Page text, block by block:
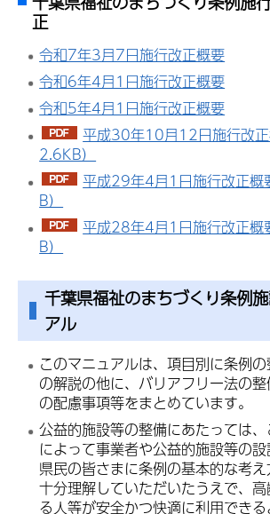
正
令和7年3月7日施行改正概要
令和6年4月1日施行改正概要
令和5年4月1日施行改正概要
平成30年10月12日施行改
2.6KB）
平成29年4月1日施行改正概
B）
平成28年4月1日施行改正概
B）
千葉県福祉のまちづくり条例
アル
このマニュアルは、項目別に条例
の解説の他に、バリアフリー法の
の配慮事項等をまとめています。
公益的施設等の整備にあたっては
によって事業者や公益的施設等の設
県民の皆さまに条例の基本的な考
十分理解していただいたうえで、
る人等が安全かつ快適に利用でき